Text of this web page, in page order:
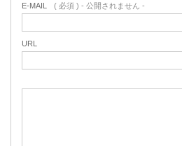
E-MAIL ( 必須 ) - 公開されません -
URL